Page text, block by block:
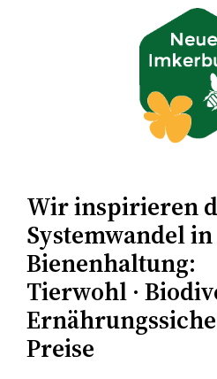
Wir inspirieren
Systemwandel
Bienenhaltung:
Tierwohl ·
Preise